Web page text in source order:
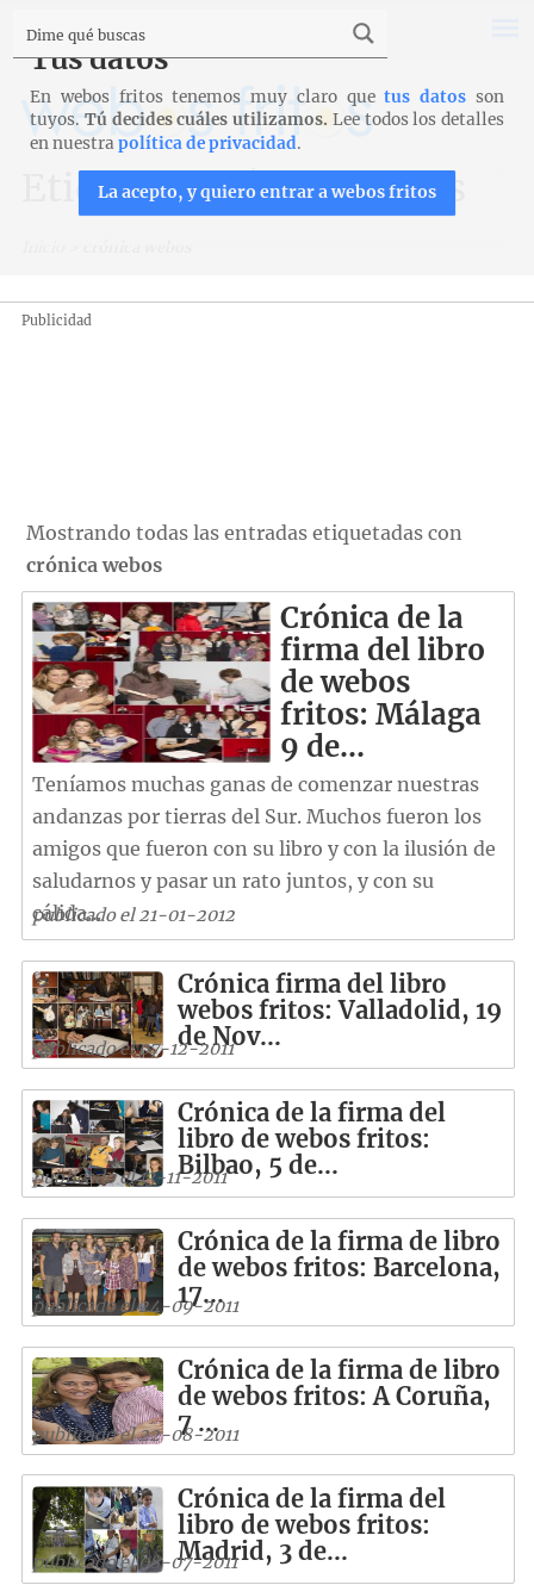
Etiqueta: crónica webos
Publicidad
Mostrando todas las entradas etiquetadas con
crónica webos
Crónica de la
firma del libro
de webos
fritos: Málaga
9 de…
Teníamos muchas ganas de comenzar nuestras
andanzas por tierras del Sur. Muchos fueron los
amigos que fueron con su libro y con la ilusión de
saludarnos y pasar un rato juntos, y con su
cálida...
publicado el 21-01-2012
Crónica firma del libro
webos fritos: Valladolid, 19
de Nov...
publicado el 07-12-2011
Crónica de la firma del
libro de webos fritos:
Bilbao, 5 de...
publicado el 13-11-2011
Crónica de la firma de libro
de webos fritos: Barcelona,
17...
publicado el 24-09-2011
Crónica de la firma de libro
de webos fritos: A Coruña,
7 ...
publicado el 22-08-2011
Crónica de la firma del
libro de webos fritos:
Madrid, 3 de...
publicado el 08-07-2011
Tus datos
En webos fritos tenemos muy claro quetus datos son
tuyos. Tú decides cuáles utilizamos. Lee todos los detalles
en nuestrapolítica de privacidad.
La acepto, y quiero entrar a webos fritos